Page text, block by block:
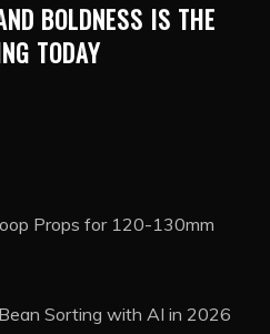
BOLDNESS IS THE
TODAY
Props for 120-130mm
Sorting with AI in 2026